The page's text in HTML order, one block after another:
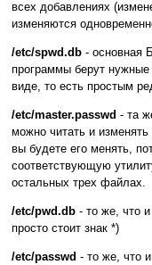
всех добавлениях
изменяются
/etc/spwd.db - основная
программы берут
виде, то есть простым
/etc/master.passwd - та
можно читать и
вы будете его менять,
соответствующую
остальных трех файлах.
/etc/pwd.db - то же, что
просто стоит знак *)
/etc/passwd - то же, что